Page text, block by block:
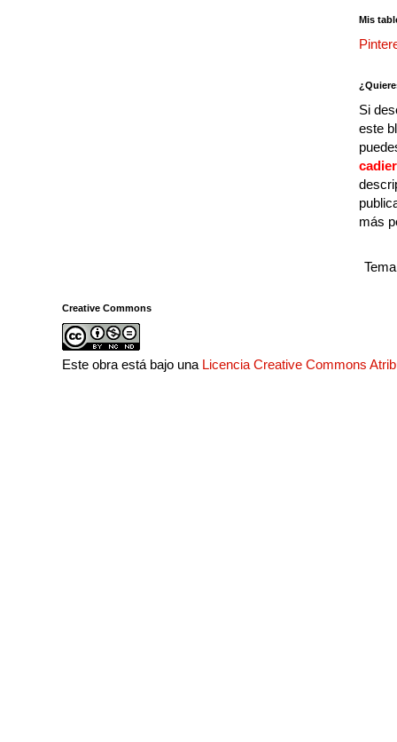
Mis
Si
este
más
Creative Commons
Este obra está bajo una Licencia Creative Commons